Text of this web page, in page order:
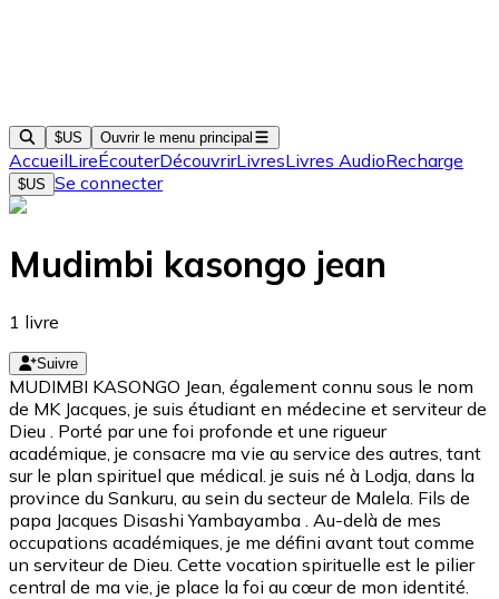
$US Ouvrir le menu principal
AccueilLireÉcouterDécouvrirLivresLivres AudioRecharge
$US Se connecter
Mudimbi kasongo jean
1 livre
Suivre
MUDIMBI KASONGO Jean, également connu sous le nom
de MK Jacques, je suis étudiant en médecine et serviteur de
Dieu . Porté par une foi profonde et une rigueur
académique, je consacre ma vie au service des autres, tant
sur le plan spirituel que médical. ‎je suis né à Lodja, dans la
province du Sankuru, au sein du secteur de Malela. Fils de
papa Jacques Disashi Yambayamba . ‎Au-delà de mes
occupations académiques, je me défini avant tout comme
un serviteur de Dieu. Cette vocation spirituelle est le pilier
central de ma vie, je place la foi au cœur de mon identité.